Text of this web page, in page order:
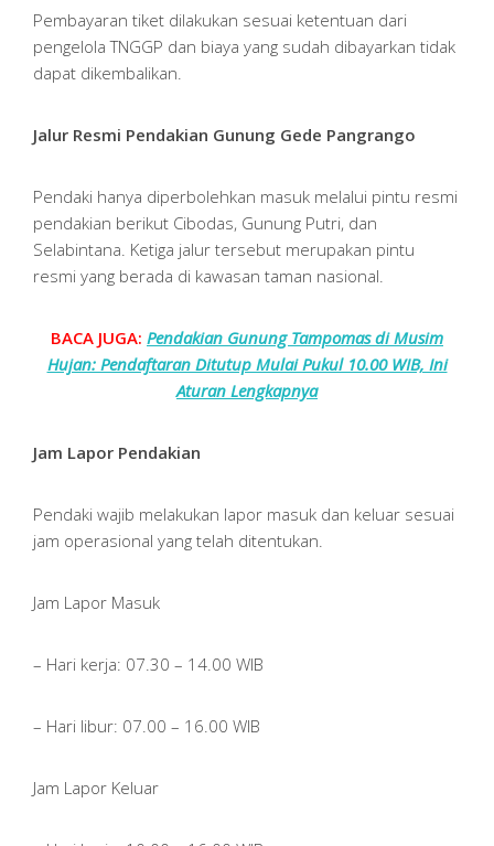
Pembayaran tiket dilakukan sesuai ketentuan dari
pengelola TNGGP dan biaya yang sudah dibayarkan tidak
dapat dikembalikan.
Jalur Resmi Pendakian Gunung Gede Pangrango
Pendaki hanya diperbolehkan masuk melalui pintu resmi
pendakian berikut Cibodas, Gunung Putri, dan
Selabintana. Ketiga jalur tersebut merupakan pintu
resmi yang berada di kawasan taman nasional.
BACA JUGA: Pendakian Gunung Tampomas di Musim
Hujan: Pendaftaran Ditutup Mulai Pukul 10.00 WIB, Ini
Aturan Lengkapnya
Jam Lapor Pendakian
Pendaki wajib melakukan lapor masuk dan keluar sesuai
jam operasional yang telah ditentukan.
Jam Lapor Masuk
– Hari kerja: 07.30 – 14.00 WIB
– Hari libur: 07.00 – 16.00 WIB
Jam Lapor Keluar